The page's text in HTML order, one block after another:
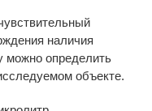
наличия
можно определить
объекте.